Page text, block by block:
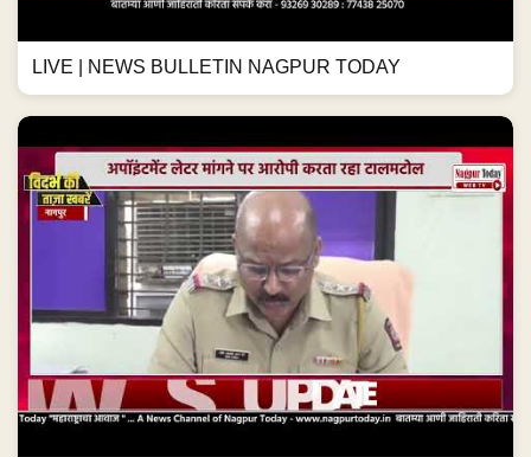
LIVE | NEWS BULLETIN NAGPUR TODAY